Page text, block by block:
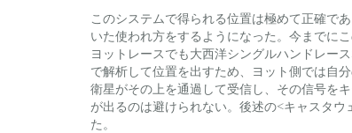
このシステムで得られる位置は極めて正確で
いた使われ方をするようになった。今までに
ヨットレースでも大西洋シングルハンドレー
で解析して位置を出すため、ヨット側では自
衛星がその上を通過して受信し、その信号を
が出るのは避けられない。後述の<キャスタ
た。